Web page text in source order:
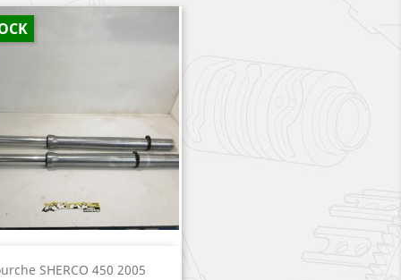
SHERCO 450 2005
Aperçu rapide